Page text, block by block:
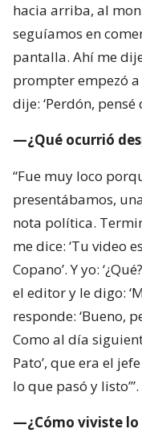
hacia arriba, al
seguíamos en
pantalla. Ahí me
prompter empezó
dije: ‘Perdón,
—¿Qué ocurrió
“Fue muy loco
presentábamos,
nota política.
me dice: ‘Tu video
Copano’. Y yo:
el editor y le digo:
responde: ‘Bueno,
Como al día
Pato’, que era el
lo que pasó y listo’”.
—¿Cómo viviste lo